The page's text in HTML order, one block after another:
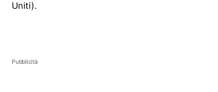
Uniti).
Pubblicità